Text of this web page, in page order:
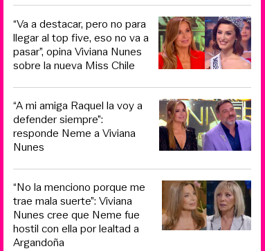
“Va a destacar, pero no para
llegar al top five, eso no va a
pasar”, opina Viviana Nunes
sobre la nueva Miss Chile
“A mi amiga Raquel la voy a
defender siempre”:
responde Neme a Viviana
Nunes
“No la menciono porque me
trae mala suerte”: Viviana
Nunes cree que Neme fue
hostil con ella por lealtad a
Argandoña